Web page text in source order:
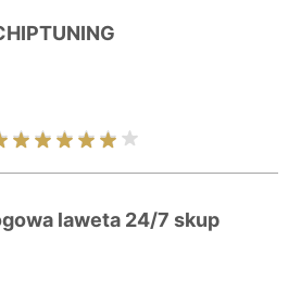
laweta 24/7 skup